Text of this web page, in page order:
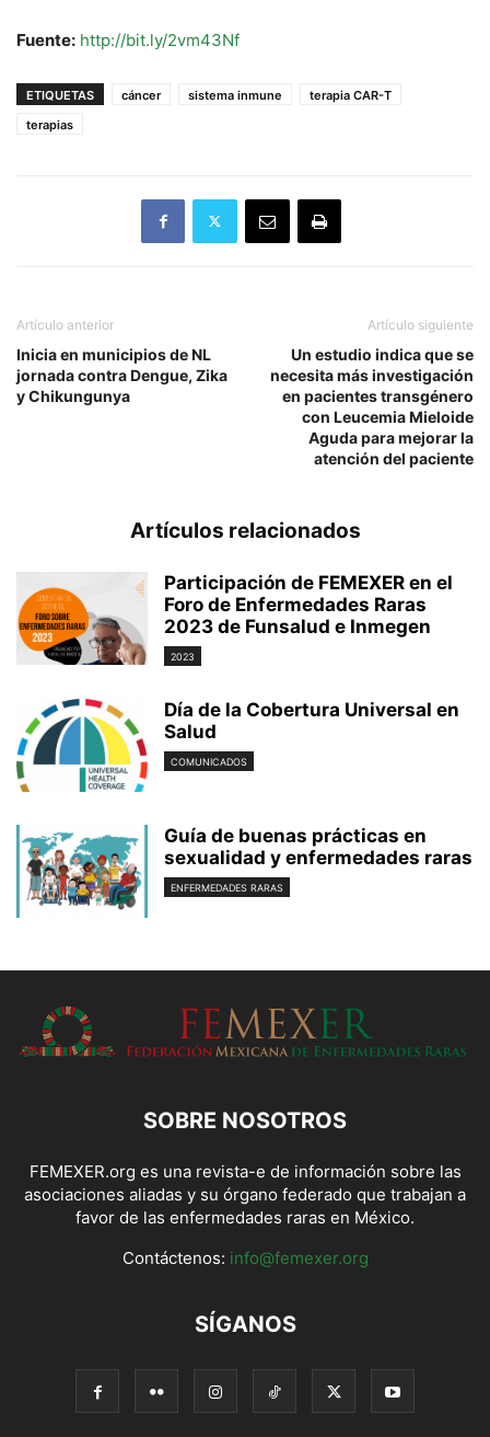
Fuente: http://bit.ly/2vm43Nf
ETIQUETAS cáncer sistema inmune
terapia CAR-T
terapias
Artículo anterior
Inicia en municipios de NL
jornada contra Dengue, Zika
y Chikungunya
Artículo siguiente
Un estudio indica que se
necesita más investigación
en pacientes transgénero
con Leucemia Mieloide
Aguda para mejorar la
atención del paciente
Artículos relacionados
Participación de FEMEXER en el
Foro de Enfermedades Raras
2023 de Funsalud e Inmegen
2023
Día de la Cobertura Universal en
Salud
COMUNICADOS
Guía de buenas prácticas en
sexualidad y enfermedades raras
ENFERMEDADES RARAS
SOBRE NOSOTROS
FEMEXER.org es una revista-e de información sobre las
asociaciones aliadas y su órgano federado que trabajan a
favor de las enfermedades raras en México.
Contáctenos: info@femexer.org
SÍGANOS